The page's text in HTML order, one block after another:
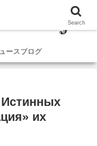
ースブログ
их
Search